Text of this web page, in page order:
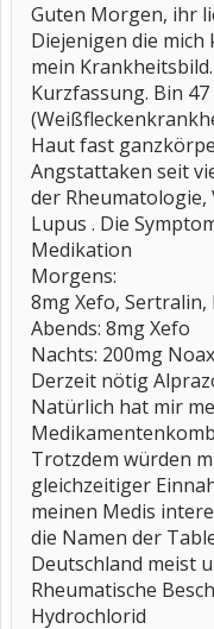
Guten Morgen, ihr
Diejenigen die mich
mein
Kurzfassung. Bin
Haut fast
Angstattaken seit
der Rheumatologie,
Lupus . Die
Medikation
Morgens:
8mg Xefo,
Abends: 8mg Xefo
Nachts: 200mg
Derzeit nötig
Natürlich hat mir
Trotzdem würden
gleichzeitiger
meinen Medis
die Namen der
Deutschland meist
Rheumatische
Hydrochlorid